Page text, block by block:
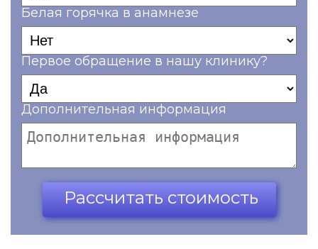
Белая горячка в анамнезе
Первое обращение в нашу клинику?
Дополнительная информация
Рассчитать стоимость
Ваш телефон*